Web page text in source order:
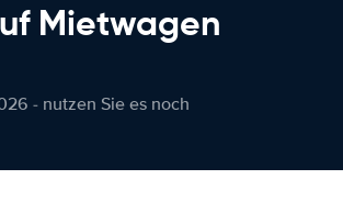
Mietwagen
- nutzen Sie es noch